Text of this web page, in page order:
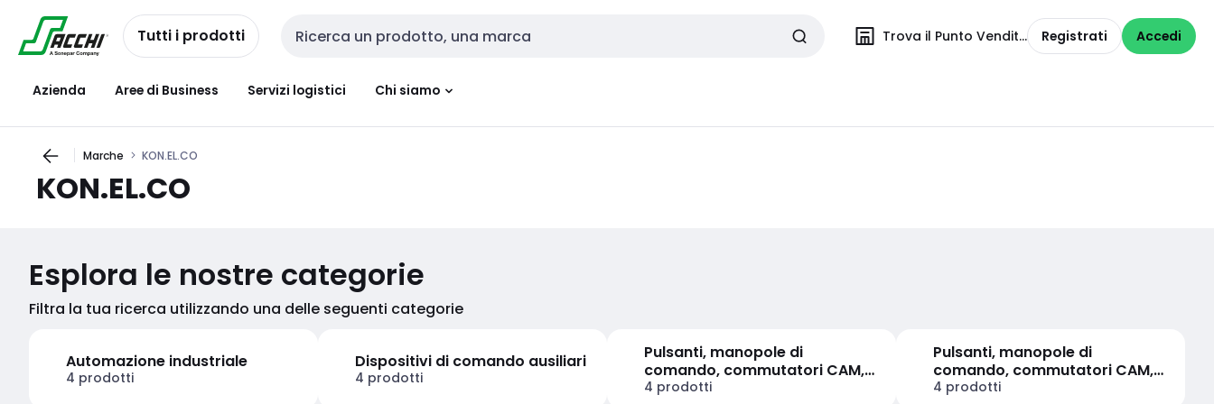
navigazione
Salta al
contenutoTutti i prodotti Cerca input Trova il Punto Vendita Registrati Accedi
Azienda Aree di Business Servizi logistici Chi siamo
Marche KON.EL.CO
KON.EL.CO
Esplora le nostre categorie
Filtra la tua ricerca utilizzando una delle seguenti categorie
Automazione industriale
4 prodotti
Dispositivi di comando ausiliari
4 prodotti
Pulsanti, manopole di
comando, commutatori CAM,
spie luminose
4 prodotti
Pulsanti, manopole di
comando, commutatori CAM,
spie luminose
4 prodotti